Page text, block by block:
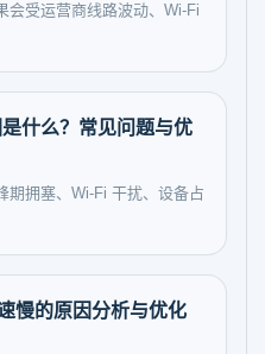
会受运营商线路波动、Wi-Fi
什么？常见问题与优
期拥塞、Wi-Fi 干扰、设备占
慢的原因分析与优化